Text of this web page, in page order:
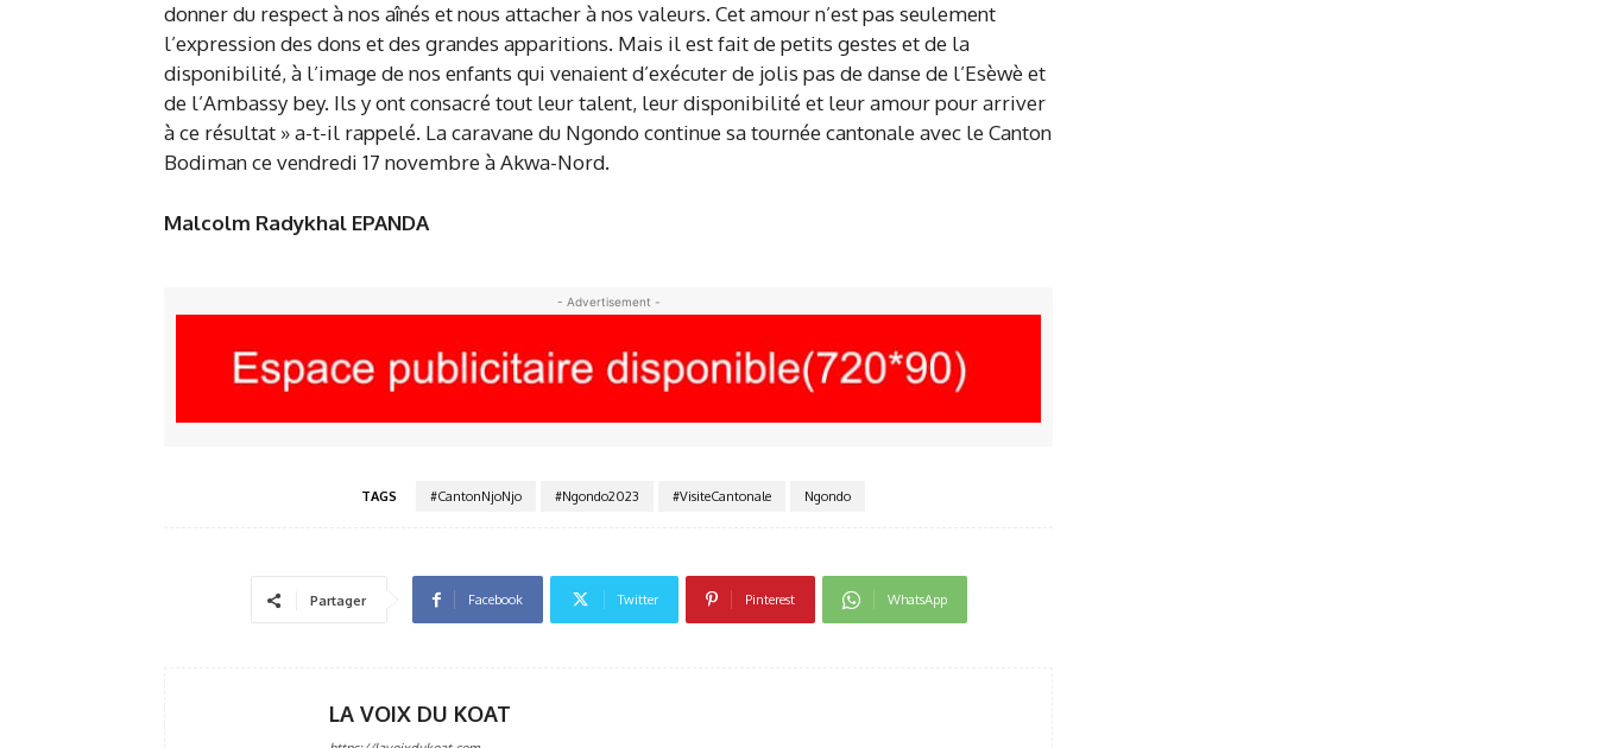
donner du respect à nos aînés et nous attacher à nos valeurs. Cet amour n’est pas seulement
l’expression des dons et des grandes apparitions. Mais il est fait de petits gestes et de la
disponibilité, à l’image de nos enfants qui venaient d’exécuter de jolis pas de danse de l’Esèwè et
de l’Ambassy bey. Ils y ont consacré tout leur talent, leur disponibilité et leur amour pour arriver
à ce résultat » a-t-il rappelé. La caravane du Ngondo continue sa tournée cantonale avec le Canton
Bodiman ce vendredi 17 novembre à Akwa-Nord.
Malcolm Radykhal EPANDA
- Advertisement -
TAGS #CantonNjoNjo #Ngondo2023 #VisiteCantonale Ngondo
Partager Facebook Twitter Pinterest WhatsApp
LA VOIX DU KOAT